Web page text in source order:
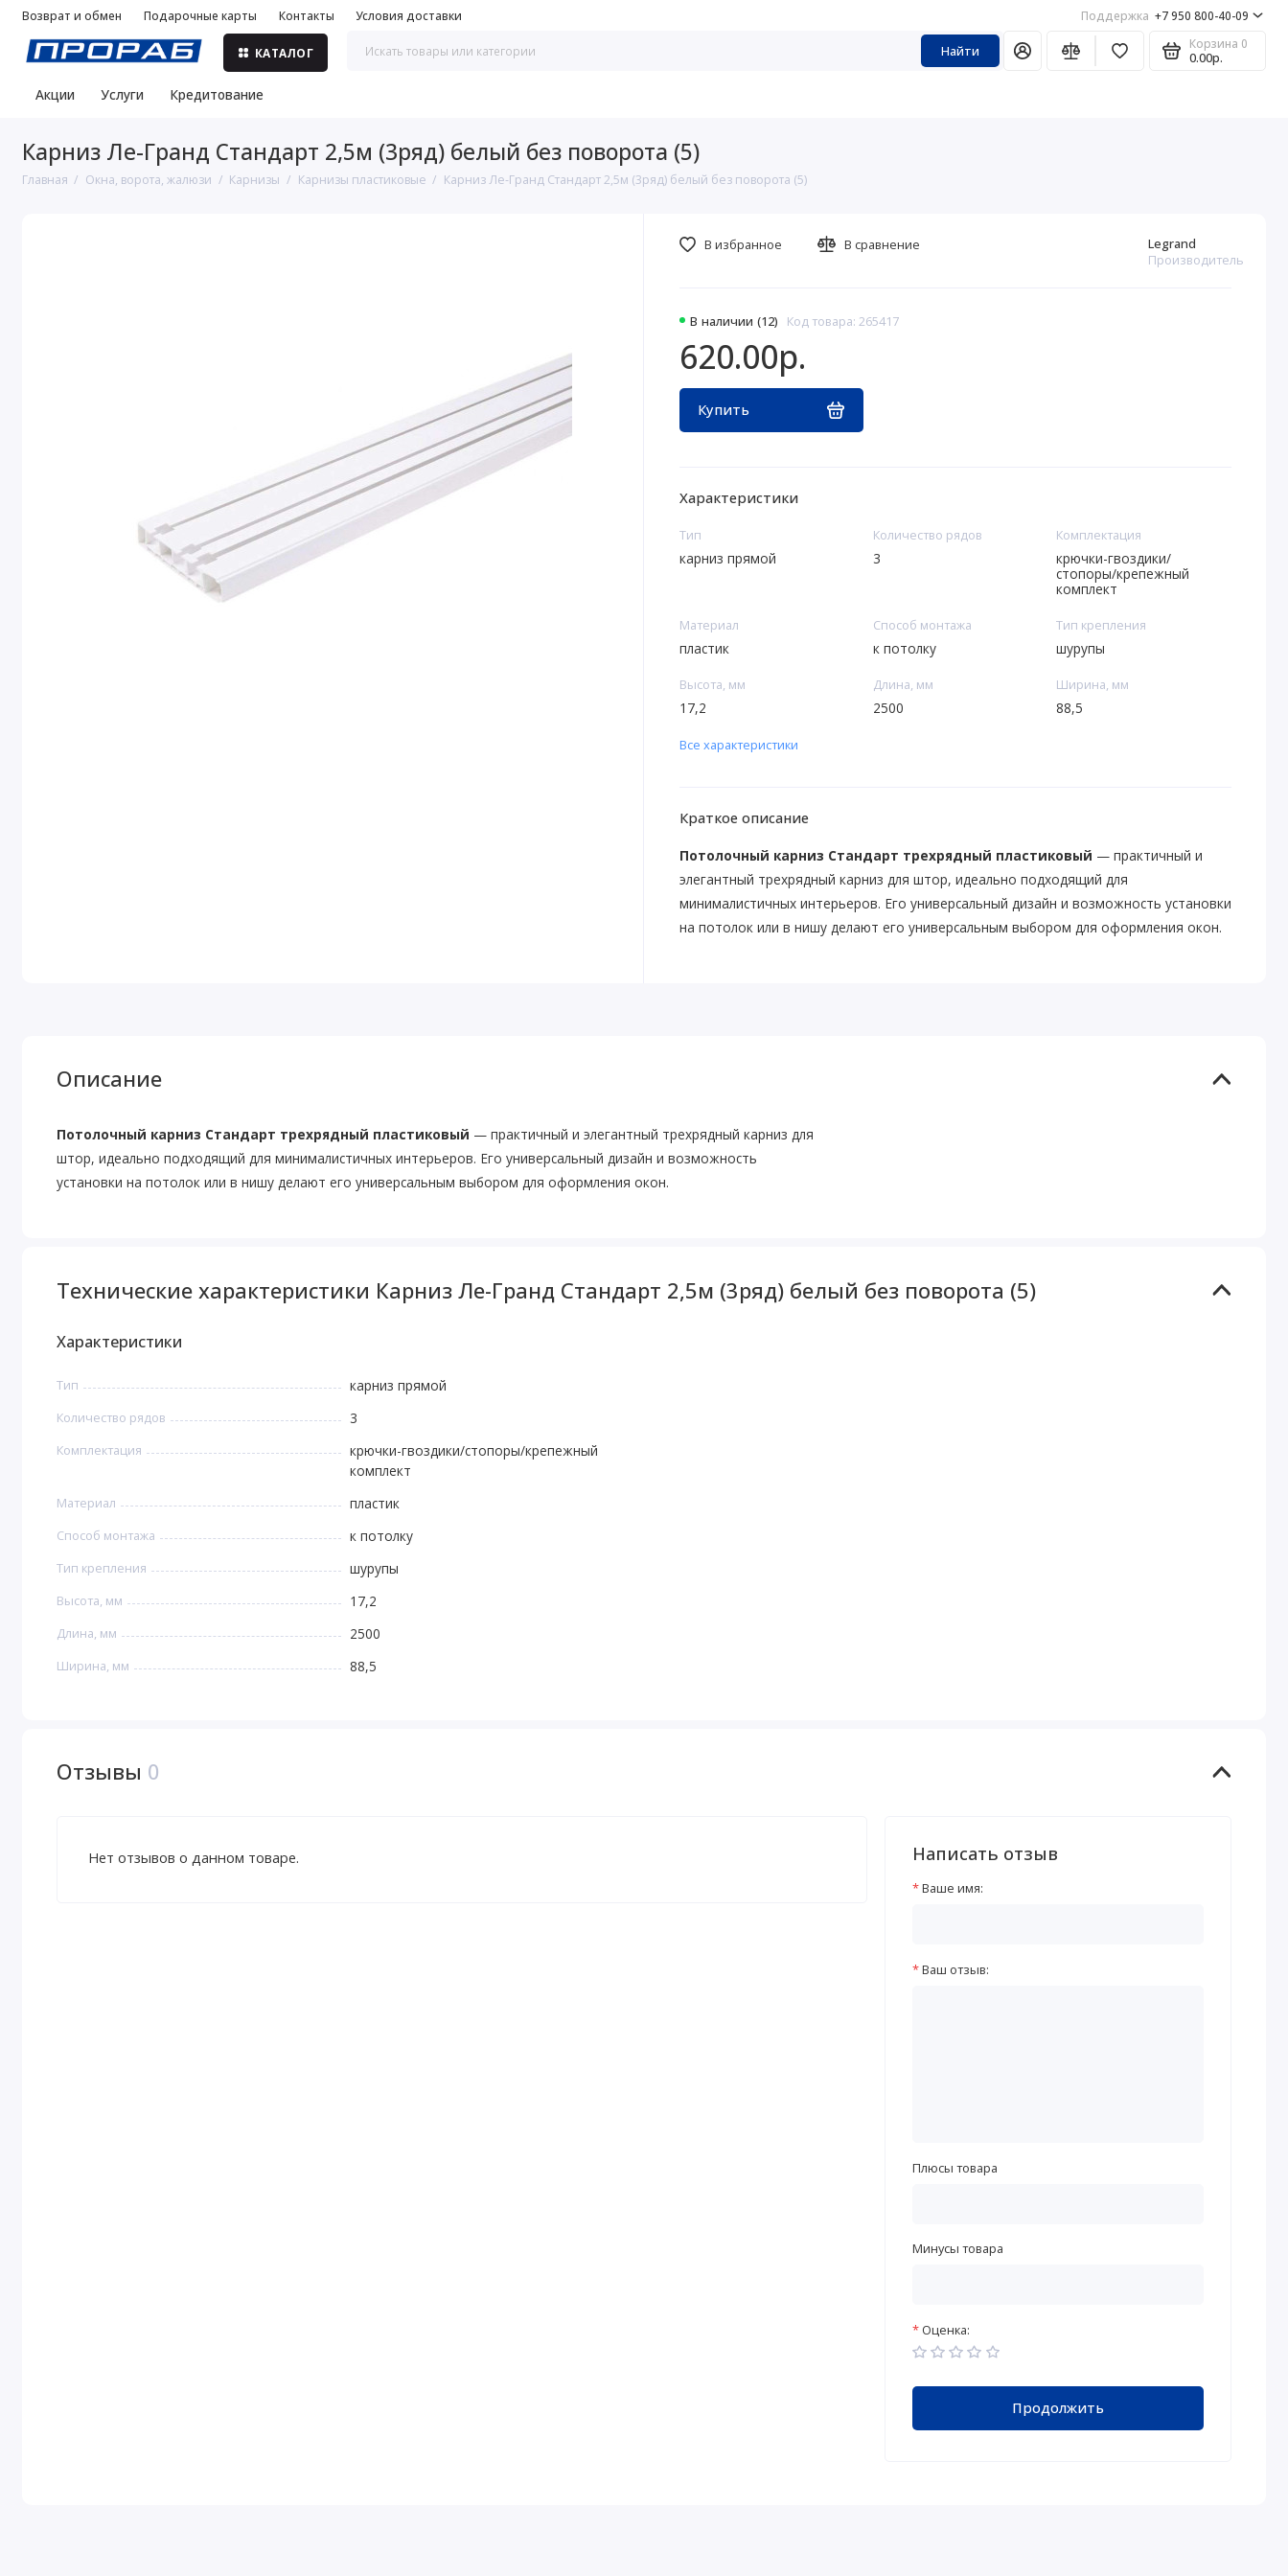
Возврат и обмен Подарочные карты Контакты Условия доставки Поддержка +7 950 800-40-09
КАТАЛОГ Найти Корзина 0
0.00р.
Акции Услуги Кредитование
Карниз Ле-Гранд Стандарт 2,5м (3ряд) белый без поворота (5)
Главная Окна, ворота, жалюзи Карнизы Карнизы пластиковые Карниз Ле-Гранд Стандарт 2,5м (3ряд) белый без поворота (5)
В наличии (12) Код товара: 265417
Legrand
Производитель
620.00р.
Купить
В избранное В сравнение
Характеристики
Тип
карниз прямой
Количество рядов
3
Комплектация
крючки-гвоздики/
стопоры/крепежный
комплект
Материал
пластик
Способ монтажа
к потолку
Тип крепления
шурупы
Высота, мм
17,2
Длина, мм
2500
Ширина, мм
88,5
Все характеристики
Краткое описание
Потолочный карниз Стандарт трехрядный пластиковый — практичный и
элегантный трехрядный карниз для штор, идеально подходящий для
минималистичных интерьеров. Его универсальный дизайн и возможность установки
на потолок или в нишу делают его универсальным выбором для оформления окон.
Описание
Потолочный карниз Стандарт трехрядный пластиковый — практичный и элегантный трехрядный карниз для
штор, идеально подходящий для минималистичных интерьеров. Его универсальный дизайн и возможность
установки на потолок или в нишу делают его универсальным выбором для оформления окон.
Технические характеристики Карниз Ле-Гранд Стандарт 2,5м (3ряд) белый без поворота (5)
Характеристики
Тип карниз прямой
Количество рядов 3
Комплектация
крючки-гвоздики/стопоры/крепежный
комплект
Материал пластик
Способ монтажа к потолку
Тип крепления шурупы
Высота, мм 17,2
Длина, мм 2500
Ширина, мм 88,5
Отзывы 0
Нет отзывов о данном товаре. Написать отзыв
Ваше имя:
Ваш отзыв:
Плюсы товара
Минусы товара
Оценка:
Продолжить